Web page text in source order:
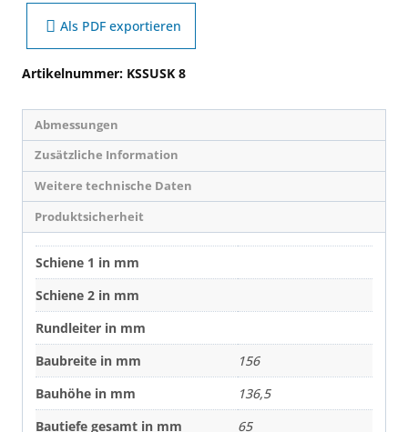
Als PDF exportieren
Artikelnummer: KSSUSK 8
Abmessungen
Zusätzliche Information
Weitere technische Daten
Produktsicherheit
Schiene 1 in mm
Schiene 2 in mm
Rundleiter in mm
Baubreite in mm
156
Bauhöhe in mm
136,5
Bautiefe gesamt in mm
65